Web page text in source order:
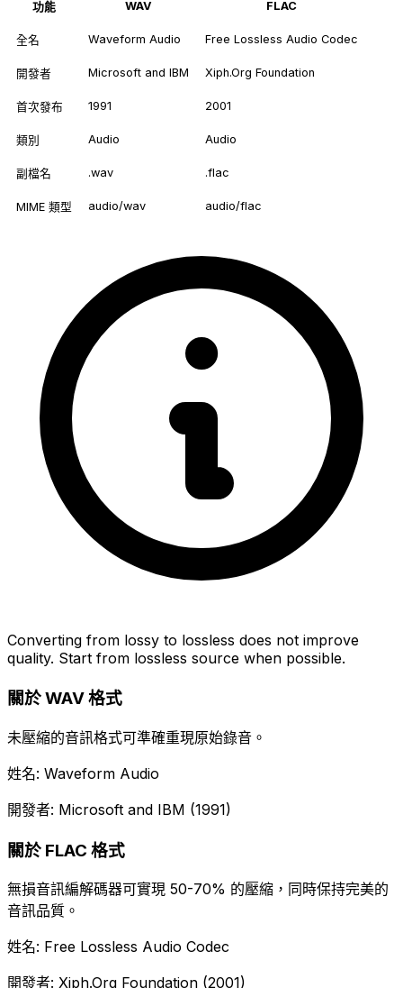
功能 WAV FLAC
全名 Waveform Audio Free Lossless Audio Codec
開發者 Microsoft and IBM Xiph.Org Foundation
首次發布 1991 2001
類別 Audio Audio
副檔名 .wav .flac
MIME 類型 audio/wav audio/flac
Converting from lossy to lossless does not improve
quality. Start from lossless source when possible.
關於 WAV 格式
未壓縮的音訊格式可準確重現原始錄音。
姓名: Waveform Audio
開發者: Microsoft and IBM (1991)
關於 FLAC 格式
無損音訊編解碼器可實現 50-70% 的壓縮，同時保持完美的
音訊品質。
姓名: Free Lossless Audio Codec
開發者: Xiph.Org Foundation (2001)